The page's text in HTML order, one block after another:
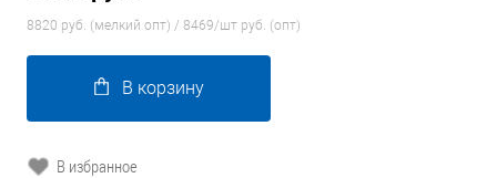
8820 руб. (мелкий опт) / 8469/шт руб. (опт)
В корзину
В избранное